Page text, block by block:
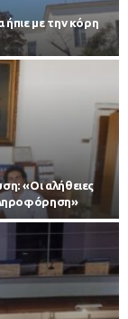
ήπιε με την κόρη
«Οι αλήθειες